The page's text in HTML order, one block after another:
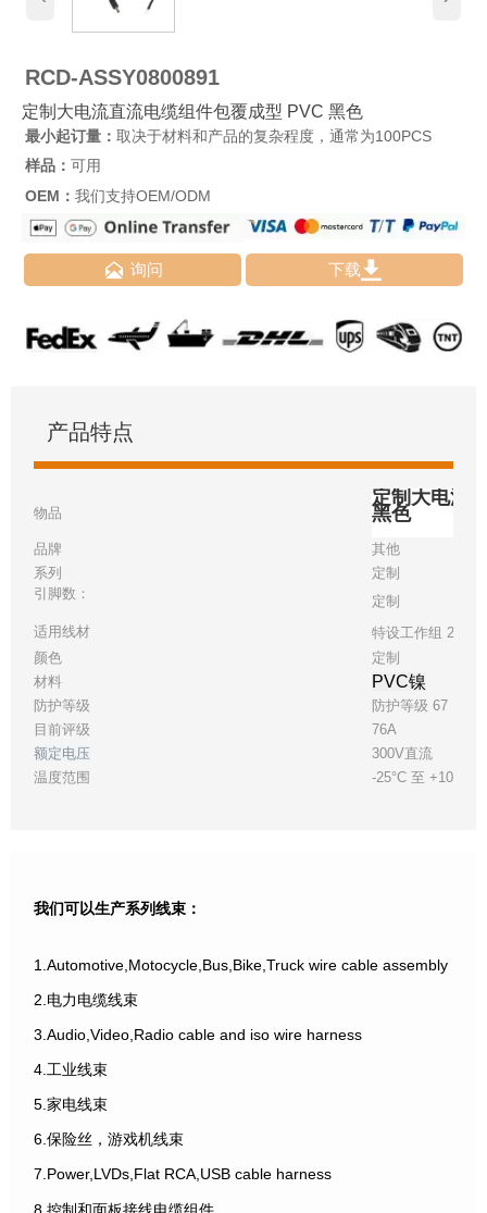
RCD-ASSY0800891
定制大电流直流电缆组件包覆成型 PVC 黑色
最小起订量： 取决于材料和产品的复杂程度，通常为100PCS
样品： 可用
OEM： 我们支持OEM/ODM
 询问 下载
产品特点
物品
定制大电流
黑色
品牌
其他
系列
定制
引脚数：
定制
适用线材
特设工作组 24
颜色
定制
材料
PVC镍
防护等级
防护等级 67
目前评级
76A
额定电压
300V直流
温度范围
-25°C 至 +105°C
我们可以生产系列线束：
1.Automotive,Motocycle,Bus,Bike,Truck wire cable assembly
2.电力电缆线束
3.Audio,Video,Radio cable and iso wire harness
4.工业线束
5.家电线束
6.保险丝，游戏机线束
7.Power,LVDs,Flat RCA,USB cable harness